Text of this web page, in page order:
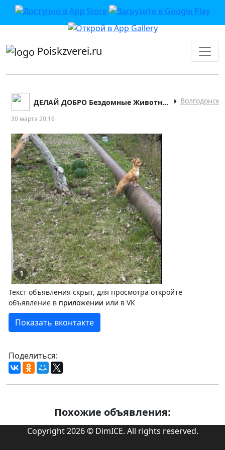
приложении или в VK">
Poiskzverei.ru
ДЕЛАЙ ДОБРО Бездомные Животные Волгодонска Волгодонск
30 марта 20:16
1
Текст объявления скрыт, для просмотра откройте
объявление в приложении или в VK
Показать вконтакте
Поделиться:
Похожие объявления:
Copyright 2026 © DimICE. All rights reserved.